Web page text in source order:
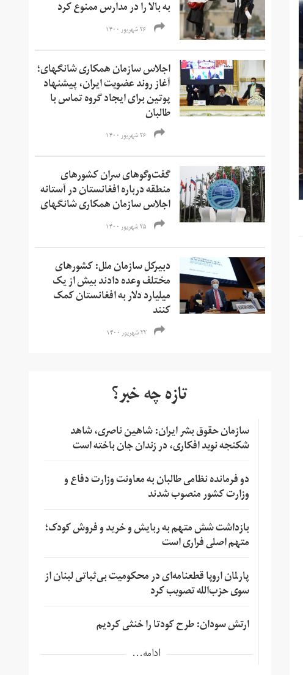
به بالا را در مدارس ممنوع کرد
۲۶ شهریور ۱۴۰۰
اجلاس سازمان همکاری شانگهای؛
آغاز روند عضویت ایران، پیشنهاد
پوتین برای ایجاد گروه تماس با
طالبان
۲۶ شهریور ۱۴۰۰
گفت‌وگوهای سران کشورهای
منطقه درباره افغانستان در آستانه
اجلاس سازمان همکاری شانگهای
۲۵ شهریور ۱۴۰۰
دبیرکل سازمان ملل: کشورهای
مختلف وعده دادند بیش از یک
میلیارد دلار به افغانستان کمک
کنند
۲۲ شهریور ۱۴۰۰
تازه چه خبر؟
سازمان حقوق بشر ایران: شاهین ناصری، شاهد
شکنجه نوید افکاری، در زندان جان باخته است
دو فرمانده نظامی طالبان به معاونت وزارت دفاع و
وزارت کشور منصوب شدند
بازداشت شش متهم به ربایش و خرید و فروش کودک؛
متهم اصلی فراری است
پارلمان اروپا قطعنامه‌ای در محکومیت بی‌ثباتی لبنان از
سوی حزب‌الله تصویب کرد
ارتش سودان: طرح کودتا را خنثی کردیم
ادامه...